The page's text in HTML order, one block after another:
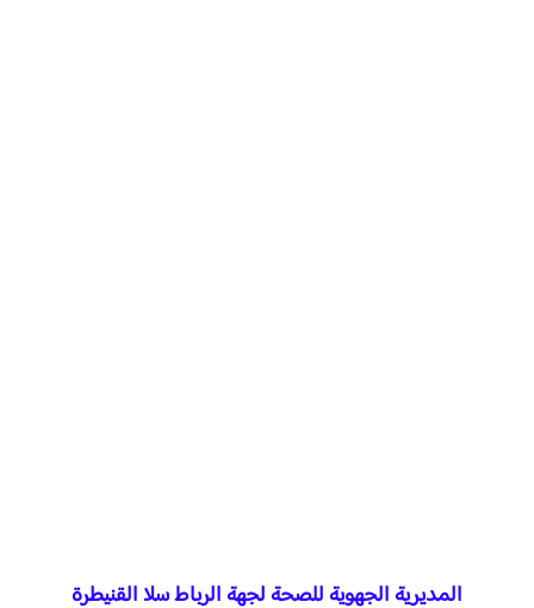
المديرية الجهوية للصحةلجهة الرباط سلا القنيطرة